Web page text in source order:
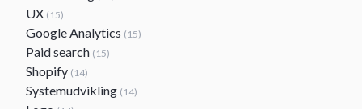
UX (15)
Google Analytics (15)
Paid search (15)
Shopify (14)
Systemudvikling (14)